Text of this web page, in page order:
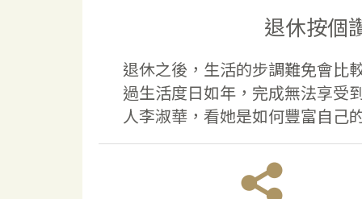
退休按個
退休之後，生活的步調難免會比
過生活度日如年，完成無法享受
人李淑華，看她是如何豐富自己